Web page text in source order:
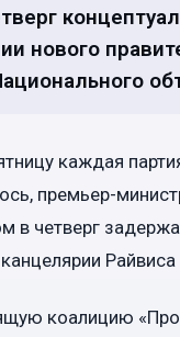
нового
каждая
премьер-
в четверг
коалицию